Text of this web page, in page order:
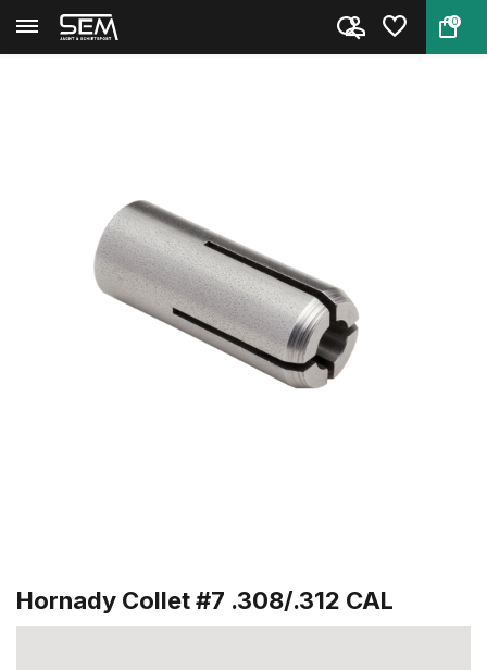
0
Terug Home Hornady Collet #7 .308/.312 CA...
Hornady Collet #7 .308/.312 CAL